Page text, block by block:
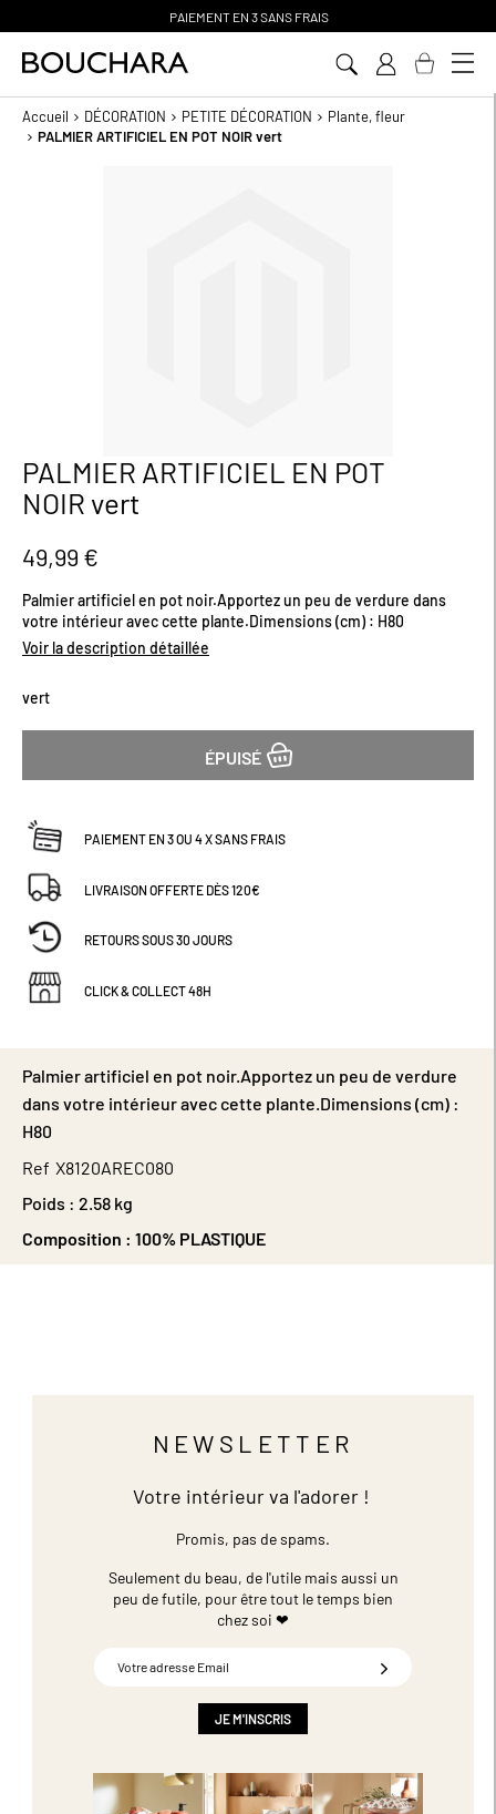
PAIEMENT EN 3 SANS FRAIS
Accueil DÉCORATION PETITE DÉCORATION
Plante, fleur
PALMIER ARTIFICIEL EN POT NOIR vert
Passer
au
début
la
Galerie
d’images
PALMIER ARTIFICIEL EN POT
NOIR vert
49,99 €
Palmier artificiel en pot noir.Apportez un peu de verdure dans
votre intérieur avec cette plante.Dimensions (cm) : H80
Voir la description détaillée
vert
ÉPUISÉ
PAIEMENT EN 3 OU 4 X SANS FRAIS
LIVRAISON OFFERTE DÈS 120€
RETOURS SOUS 30 JOURS
CLICK & COLLECT 48H
Palmier artificiel en pot noir.Apportez un peu de verdure
dans votre intérieur avec cette plante.Dimensions (cm) :
H80
Ref X8120AREC080
Poids : 2.58 kg
Composition : 100% PLASTIQUE
NEWSLETTER
Votre intérieur va l'adorer !
Promis, pas de spams.
Seulement du beau, de l'utile mais aussi un
peu de futile, pour être tout le temps bien
chez soi ❤
JE M'INSCRIS